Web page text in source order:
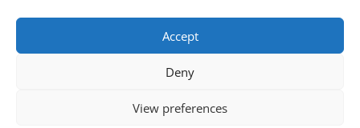
Accept
Deny
View preferences